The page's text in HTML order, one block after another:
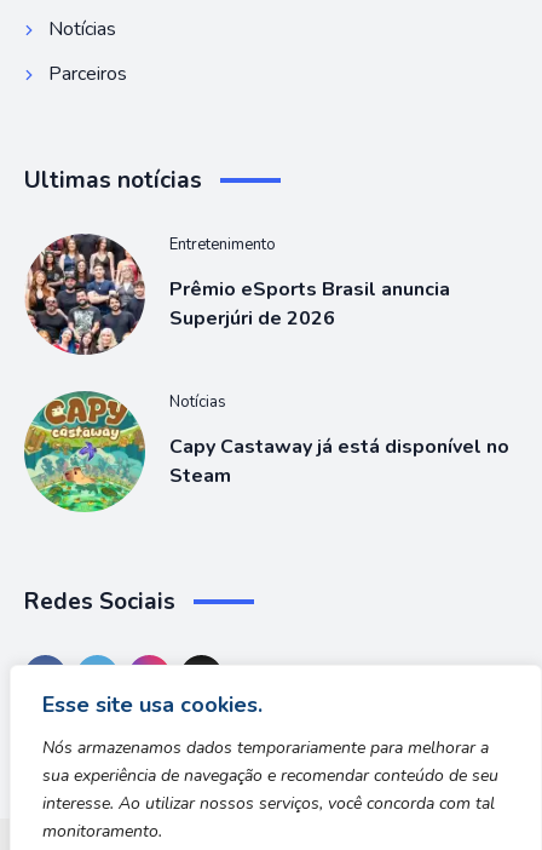
Esse site usa cookies.
Nós armazenamos dados temporariamente para melhorar a
sua experiência de navegação e recomendar conteúdo de seu
interesse. Ao utilizar nossos serviços, você concorda com tal
monitoramento.
Notícias
Parceiros
Ultimas notícias
Entretenimento
Prêmio eSports Brasil anuncia
Superjúri de 2026
Notícias
Capy Castaway já está disponível no
Steam
Redes Sociais